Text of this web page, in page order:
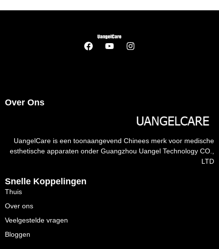
Over Ons
UangelCare is een toonaangevend Chinees merk voor medische
esthetische apparaten onder Guangzhou Uangel Technology CO.,
LTD
Snelle Koppelingen
Thuis
Over ons
Veelgestelde vragen
Bloggen